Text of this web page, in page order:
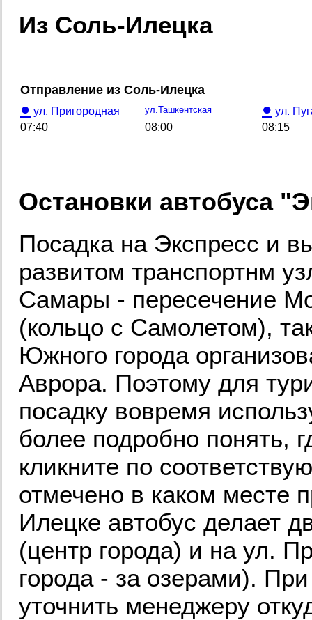
Из Соль-Илецка
Отправление из Соль-Илецка
● ул. Пригородная ул.Ташкентская ● ул.
07:40
08:00 08:15
Остановки автобуса
Посадка на Экспресс и
развитом транспортнм
Самары - пересечение
(кольцо с Самолетом),
Южного города
Аврора. Поэтому для
посадку вовремя
более подробно понять,
кликните по
отмечено в каком месте
Илецке автобус делает
(центр города) и на ул.
города - за озерами).
уточнить менеджеру